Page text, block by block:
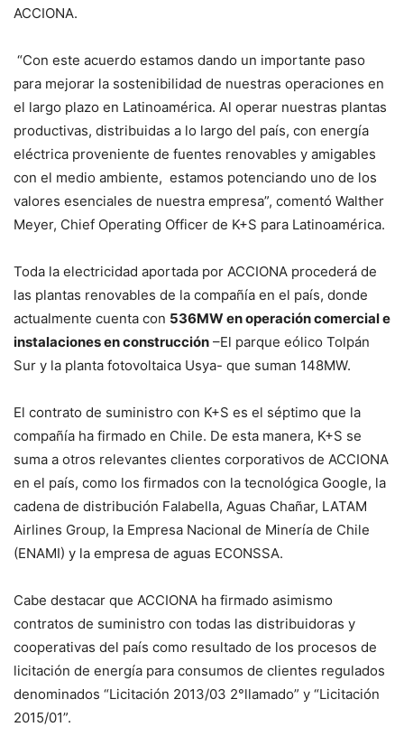
ACCIONA.
“Con este acuerdo estamos dando un importante paso
para mejorar la sostenibilidad de nuestras operaciones en
el largo plazo en Latinoamérica. Al operar nuestras plantas
productivas, distribuidas a lo largo del país, con energía
eléctrica proveniente de fuentes renovables y amigables
con el medio ambiente, estamos potenciando uno de los
valores esenciales de nuestra empresa”, comentó Walther
Meyer, Chief Operating Officer de K+S para Latinoamérica.
Toda la electricidad aportada por ACCIONA procederá de
las plantas renovables de la compañía en el país, donde
actualmente cuenta con 536MW en operación comercial e
instalaciones en construcción –El parque eólico Tolpán
Sur y la planta fotovoltaica Usya- que suman 148MW.
El contrato de suministro con K+S es el séptimo que la
compañía ha firmado en Chile. De esta manera, K+S se
suma a otros relevantes clientes corporativos de ACCIONA
en el país, como los firmados con la tecnológica Google, la
cadena de distribución Falabella, Aguas Chañar, LATAM
Airlines Group, la Empresa Nacional de Minería de Chile
(ENAMI) y la empresa de aguas ECONSSA.
Cabe destacar que ACCIONA ha firmado asimismo
contratos de suministro con todas las distribuidoras y
cooperativas del país como resultado de los procesos de
licitación de energía para consumos de clientes regulados
denominados “Licitación 2013/03 2°llamado” y “Licitación
2015/01”.